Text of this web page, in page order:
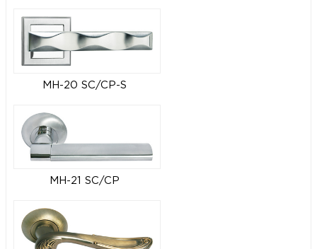
MH-20 SC/CP-S
MH-21 SC/CP